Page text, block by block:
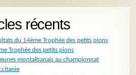
récents
du 14ème Trophée des petits pions
Trophée des petits pions
montalbanais au championnat